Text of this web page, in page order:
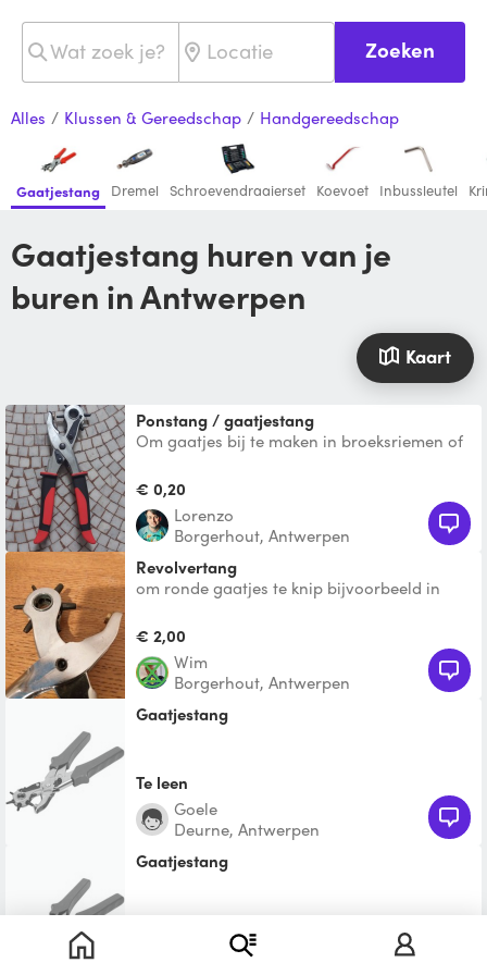
Zoeken
Alles / Klussen & Gereedschap / Handgereedschap
Gaatjestang Dremel Schroevendraaierset Koevoet Inbussleutel
Gaatjestang huren van je
buren in Antwerpen
Kaart
Ponstang / gaatjestang
Om gaatjes bij te maken in broeksriemen of
diameters instelba
€ 0,20
Lorenzo
Borgerhout, Antwerpen
Revolvertang
om ronde gaatjes te knip bijvoorbeeld in
€ 2,00
Wim
Borgerhout, Antwerpen
Gaatjestang
Te leen
Goele
Deurne, Antwerpen
Gaatjestang
Hebatallah